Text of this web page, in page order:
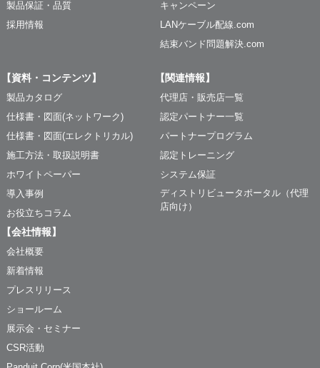
製品保証・品質
採用情報
キャンペーン
LANケーブル配線.com
結束バンド問題解決.com
【資料・コンテンツ】
製品カタログ
仕様書・図面(ネットワーク)
仕様書・図面(エレクトリカル)
施工方法・取扱説明書
ホワイトペーパー
導入事例
お役立ちコラム
【関連情報】
代理店・販売店一覧
認定パートナー一覧
パートナープログラム
認定トレーニング
システム保証
ディストリビュータポータル（代理
店向け）
【会社情報】
会社概要
新着情報
プレスリリース
ショールーム
展示会・セミナー
CSR活動